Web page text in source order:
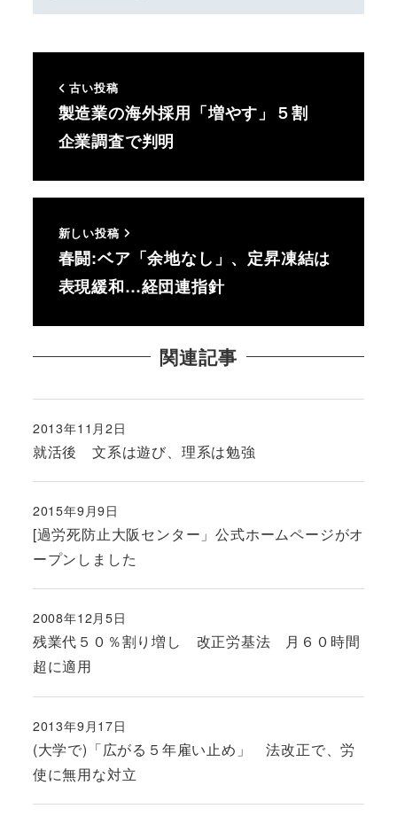
古い投稿
製造業の海外採用「増やす」５割
企業調査で判明
新しい投稿
春闘:ベア「余地なし」、定昇凍結は
表現緩和…経団連指針
関連記事
就活後 文系は遊び、理系は勉強
投稿日
2013年11月2日
[過労死防止大阪センター」公式ホームページがオ
ープンしました
投稿日
2015年9月9日
残業代５０％割り増し 改正労基法 月６０時間
超に適用
投稿日
2008年12月5日
(大学で)「広がる５年雇い止め」 法改正で、労
使に無用な対立
投稿日
2013年9月17日